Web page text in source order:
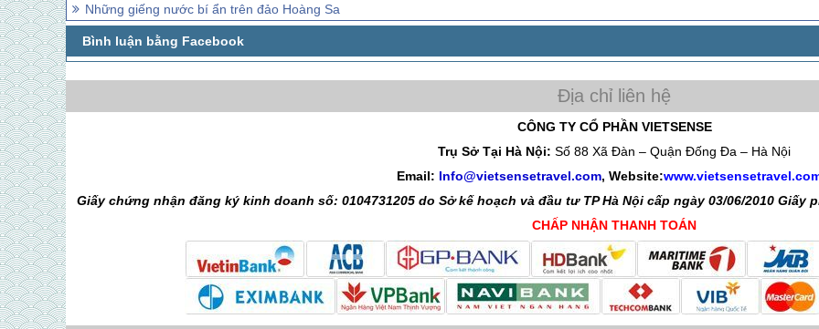
Những giếng nước bí ẩn trên đảo Hoàng Sa
CÔNG TY CỔ PHẦN VIETSENSE
Trụ Sở Tại Hà Nội: Số 88 Xã Đàn – Quận Đống Đa – Hà Nội
Email: Info@vietsensetravel.com, Website:
Giấy chứng nhận đăng ký kinh doanh số: 0104731205 do Sở kế hoạch và đầu tư TP Hà Nội cấp ngày 03/06/2010 Giấy
CHẤP NHẬN THANH TOÁN